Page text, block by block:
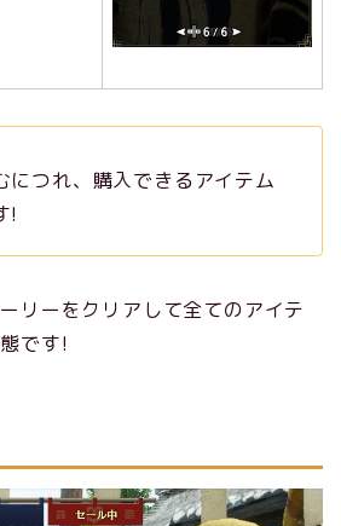
につれ、購入できるアイテム
!
リーをクリアして全てのアイテ
です!